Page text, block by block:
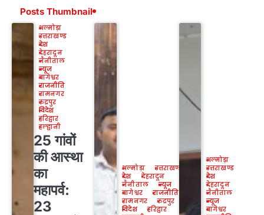
Posts Thumbnail
अल्मोड़ा
उत्तराखण्ड
देश
देहरादून
नैनीताल
न्यूज
बागेश्वर
राजनीति
रामनगर
रुद्रपुर
विदेश
हरिद्वार
हल्द्वानी
25 गांवों
की आस्था
का
महापर्व:
23
अल्मोड़ा
उत्तराखण्ड
देश
देहरादून
नैनीताल
न्यूज
बागेश्वर
राजनीति
रामनगर
रुद्रपुर
विदेश
हरिद्वार
अल्मोड़ा
उत्तराखण्ड
देश
देहरादून
नैनीताल
न्यूज
बागेश्वर